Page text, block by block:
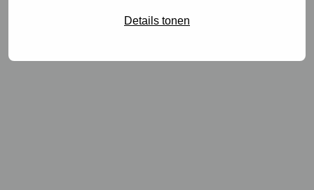
Details tonen